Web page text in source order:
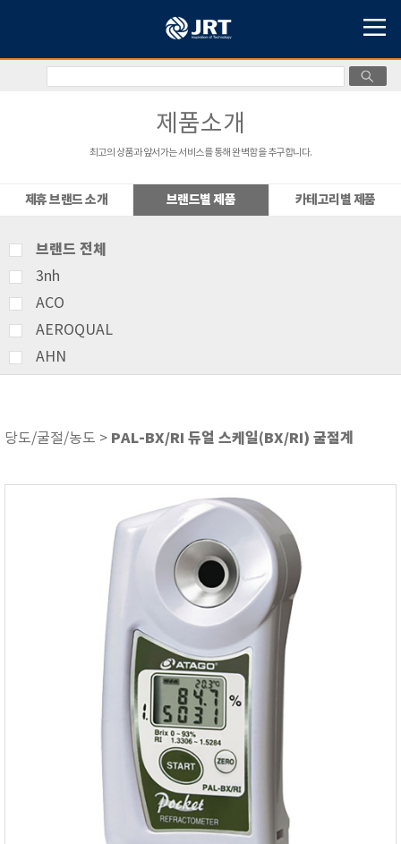
제품소개
최고의 상품과 앞서가는 서비스를 통해 완벽함을 추구합니다.
제휴 브랜드 소개 브랜드별 제품 카테고리별 제품
브랜드 전체
3nh
ACO
AEROQUAL
AHN
ATAGO
Bellingham+Stanley
BROOKFIELD
CIRRUS Research
DA METER®
Delta-OHM
DOHTOYO
DRAGER (드레가)
e-Plus Innovation
당도/굴절/농도 > PAL-BX/RI 듀얼 스케일(BX/RI) 굴절계